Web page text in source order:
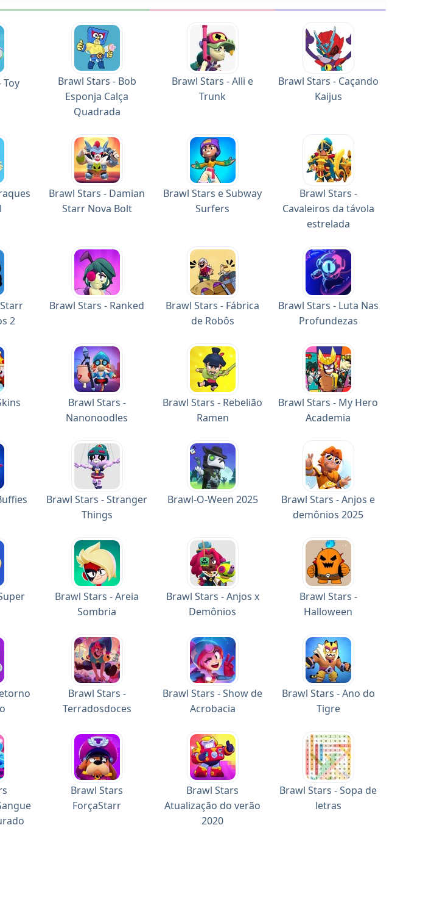
Toy
Brawl Stars - Bob
Esponja Calça
Quadrada
Brawl Stars - Alli e
Trunk
Brawl Stars - Caçando
Kaijus
Brawl Stars - Damian
Starr Nova Bolt
Brawl Stars e Subway
Surfers
Brawl Stars -
Cavaleiros da távola
estrelada
2
Brawl Stars - Ranked
Brawl Stars - Fábrica
de Robôs
Brawl Stars - Luta Nas
Profundezas
Brawl Stars -
Nanonoodles
Brawl Stars - Rebelião
Ramen
Brawl Stars - My Hero
Academia
Brawl Stars - Stranger
Things
Brawl-O-Ween 2025
Brawl Stars - Anjos e
demônios 2025
Brawl Stars - Areia
Sombria
Brawl Stars - Anjos x
Demônios
Brawl Stars -
Halloween
Brawl Stars -
Terradosdoces
Brawl Stars - Show de
Acrobacia
Brawl Stars - Ano do
Tigre
Brawl Stars
ForçaStarr
Brawl Stars
Atualização do verão
2020
Brawl Stars - Sopa de
letras